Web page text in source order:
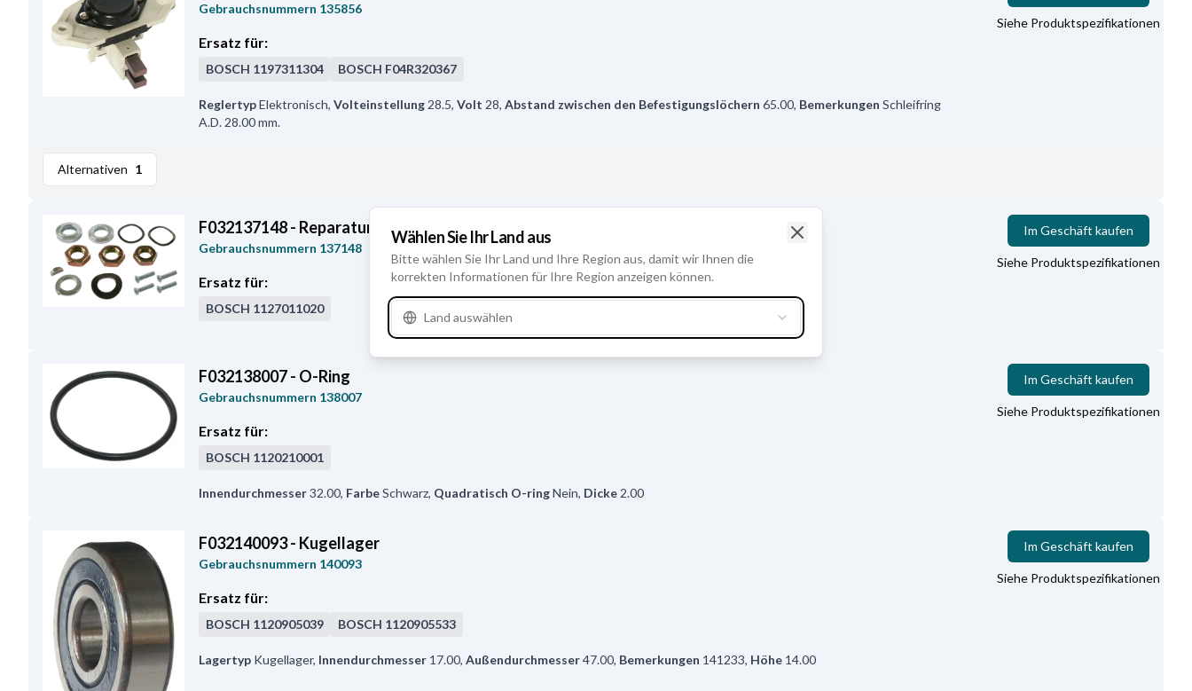
Gebrauchsnummern 135856
Ersatz für:
BOSCH 1197311304 BOSCH F04R320367
ReglertypElektronisch, Volteinstellung 28.5, Volt 28, Abstand zwischen den Befestigungslöchern 65.00, Bemerkungen Schleifring
A.D. 28.00 mm.
Siehe Produktspezifikationen
Alternativen 1
F032137148 - Reparatursatz
Gebrauchsnummern 137148
Ersatz für:
BOSCH 1127011020
Im Geschäft kaufen
Siehe Produktspezifikationen
F032138007 - O-Ring
Gebrauchsnummern 138007
Ersatz für:
BOSCH 1120210001
Innendurchmesser32.00, FarbeSchwarz, Quadratisch O-ringNein, Dicke 2.00
Im Geschäft kaufen
Siehe Produktspezifikationen
F032140093 - Kugellager
Gebrauchsnummern 140093
Ersatz für:
BOSCH 1120905039 BOSCH 1120905533
Lagertyp Kugellager, Innendurchmesser 17.00, Außendurchmesser47.00, Bemerkungen 141233, Höhe 14.00
Im Geschäft kaufen
Siehe Produktspezifikationen
Wählen Sie Ihr Land aus
Bitte wählen Sie Ihr Land und Ihre Region aus, damit wir Ihnen die
korrekten Informationen für Ihre Region anzeigen können.
Land auswählen